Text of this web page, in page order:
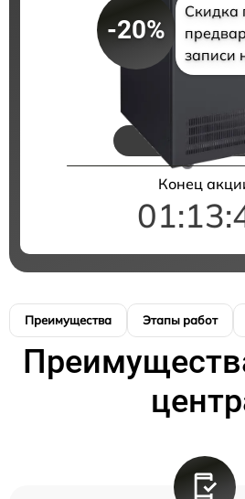
-20%
Скидка
записи
Цены на
Конец
Преимущества Этапы работ